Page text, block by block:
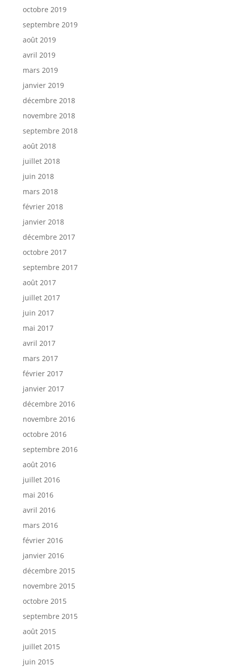
octobre 2019
septembre 2019
août 2019
avril 2019
mars 2019
janvier 2019
décembre 2018
novembre 2018
septembre 2018
août 2018
juillet 2018
juin 2018
mars 2018
février 2018
janvier 2018
décembre 2017
octobre 2017
septembre 2017
août 2017
juillet 2017
juin 2017
mai 2017
avril 2017
mars 2017
février 2017
janvier 2017
décembre 2016
novembre 2016
octobre 2016
septembre 2016
août 2016
juillet 2016
mai 2016
avril 2016
mars 2016
février 2016
janvier 2016
décembre 2015
novembre 2015
octobre 2015
septembre 2015
août 2015
juillet 2015
juin 2015